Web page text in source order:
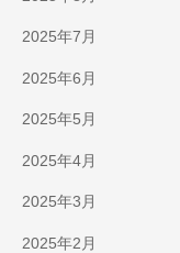
2025年7月
2025年6月
2025年5月
2025年4月
2025年3月
2025年2月